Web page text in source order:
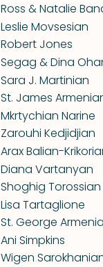
Ross & Natalie
Leslie Movsesian
Robert Jones
Segag & Dina
Sara J. Martinian
St. James
Mkrtychian Narine
Zarouhi Kedjidjian
Arax Balian-
Diana Vartanyan
Shoghig Torossian
Lisa Tartaglione
St. George
Ani Simpkins
Wigen